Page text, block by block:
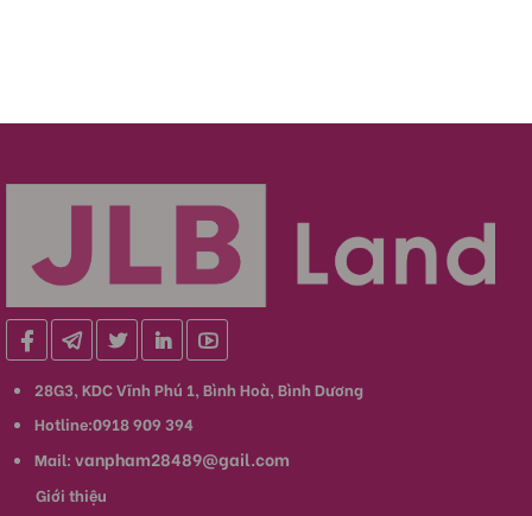
28G3, KDC Vĩnh Phú 1, Bình Hoà, Bình Dương
Hotline:0918 909 394
Mail: vanpham28489@gail.com
Giới thiệu